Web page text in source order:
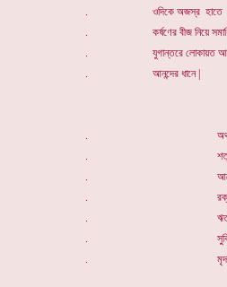
. ওদিকে অজস্র হাতে
. কর্ষণের বীজ নিয়ে
. যুগান্তরে লোকায়ত আদিম
. আনন্দের ধানে |
. অথচ সংহত সব,
. শত্রুঘ্ন শিবিরে | তাই
. আরোগ্যের
. রক্ত ক্লেদ
. ঋতায়ত চিত্ত
. সুবিন্যস্ত
. মৃদঙ্গ বাদিত্রে